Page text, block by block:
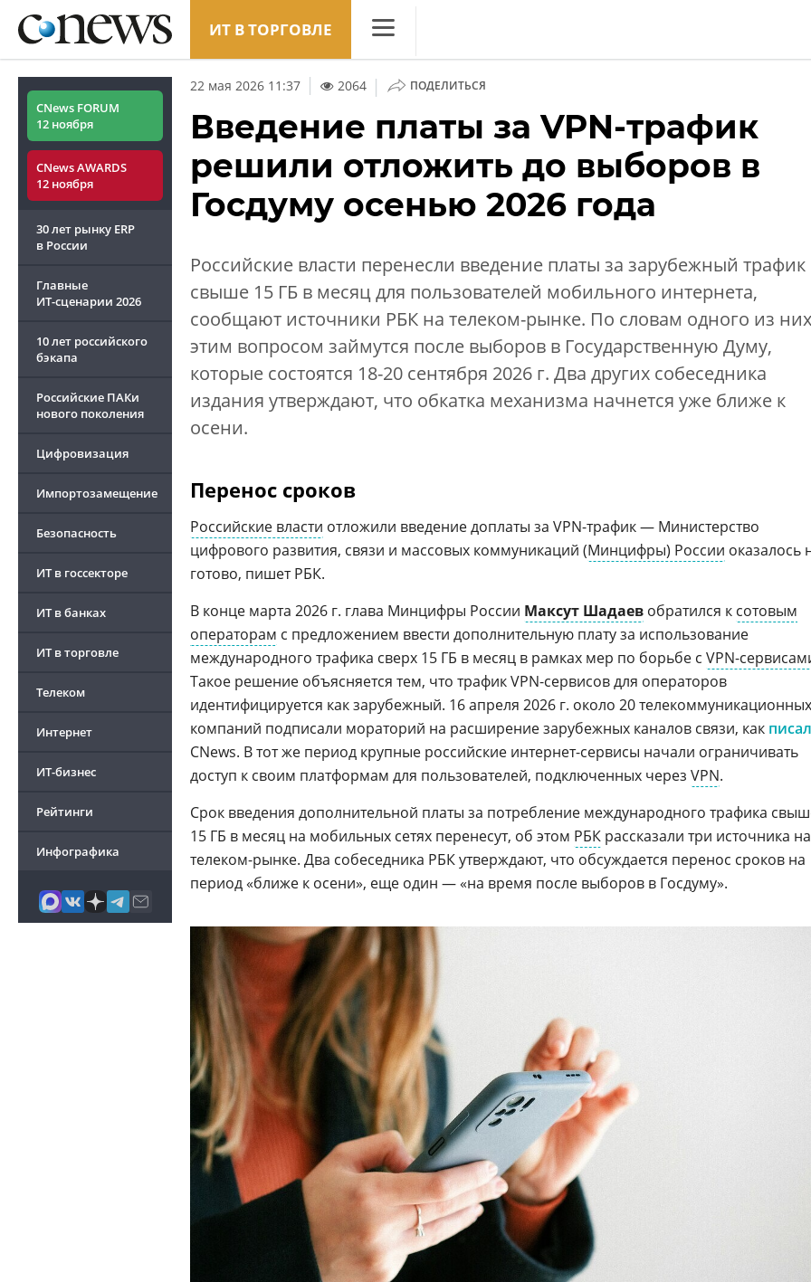
ИТ В ТОРГОВЛЕ
Аналитика
Конференции
Маркет
Техника
CNews FORUM
12 ноября
CNews AWARDS
12 ноября
30 лет рынку ERP
в России
Главные
ИТ-сценарии 2026
10 лет российского
бэкапа
Российские ПАКи
нового поколения
Цифровизация
Импортозамещение
Безопасность
ИТ в госсекторе
ИТ в банках
ИТ в торговле
Телеком
Интернет
ИТ-бизнес
Рейтинги
Инфографика
22 мая 2026 11:37 2064 | ПОДЕЛИТЬСЯ
Введение платы за VPN-трафик
решили отложить до выборов в
Госдуму осенью 2026 года
Российские власти перенесли введение платы за зарубежный трафик
свыше 15 ГБ в месяц для пользователей мобильного интернета,
сообщают источники РБК на телеком-рынке. По словам одного из
этим вопросом займутся после выборов в Государственную Думу,
которые состоятся 18-20 сентября 2026 г. Два других собеседника
издания утверждают, что обкатка механизма начнется уже ближе к
осени.
Перенос сроков
Российские власти отложили введение доплаты за VPN-трафик — Министерство
цифрового развития, связи и массовых коммуникаций (Минцифры) России оказалось
готово, пишет РБК.
В конце марта 2026 г. глава Минцифры России Максут Шадаев обратился к сотовым
операторам с предложением ввести дополнительную плату за использование
международного трафика сверх 15 ГБ в месяц в рамках мер по борьбе с VPN-
Такое решение объясняется тем, что трафик VPN-сервисов для операторов
идентифицируется как зарубежный. 16 апреля 2026 г. около 20 телекоммуникационных
компаний подписали мораторий на расширение зарубежных каналов связи, как писал
CNews. В тот же период крупные российские интернет-сервисы начали ограничивать
доступ к своим платформам для пользователей, подключенных через VPN.
Срок введения дополнительной платы за потребление международного трафика
15 ГБ в месяц на мобильных сетях перенесут, об этом РБК рассказали три источника на
телеком-рынке. Два собеседника РБК утверждают, что обсуждается перенос сроков на
период «ближе к осени», еще один — «на время после выборов в Госдуму».